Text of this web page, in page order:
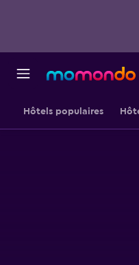
Hôtels populaires